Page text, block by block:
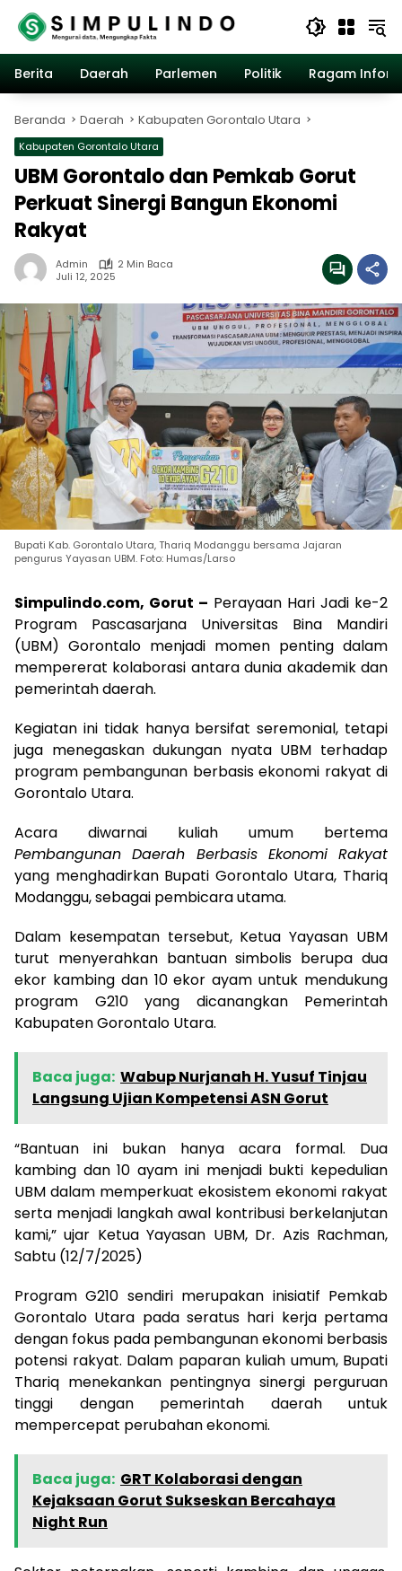
Langsung
konten
Berita
Daerah Parlemen Politik Ragam
Beranda Daerah Kabupaten Gorontalo Utara
Kabupaten Gorontalo Utara
UBM Gorontalo dan Pemkab Gorut
Perkuat Sinergi Bangun Ekonomi
Rakyat
Admin
2 Min Baca
Juli 12, 2025
Bupati Kab. Gorontalo Utara, Thariq Modanggu bersama Jajaran
pengurus Yayasan UBM. Foto: Humas/Larso
Simpulindo.com, Gorut – Perayaan Hari Jadi ke-2
Program Pascasarjana Universitas Bina Mandiri
(UBM) Gorontalo menjadi momen penting dalam
mempererat kolaborasi antara dunia akademik dan
pemerintah daerah.
Kegiatan ini tidak hanya bersifat seremonial, tetapi
juga menegaskan dukungan nyata UBM terhadap
program pembangunan berbasis ekonomi rakyat di
Gorontalo Utara.
Acara diwarnai kuliah umum bertema
Pembangunan Daerah Berbasis Ekonomi Rakyat
yang menghadirkan Bupati Gorontalo Utara, Thariq
Modanggu, sebagai pembicara utama.
Dalam kesempatan tersebut, Ketua Yayasan UBM
turut menyerahkan bantuan simbolis berupa dua
ekor kambing dan 10 ekor ayam untuk mendukung
program G210 yang dicanangkan Pemerintah
Kabupaten Gorontalo Utara.
Baca juga: Wabup Nurjanah H. Yusuf Tinjau
Langsung Ujian Kompetensi ASN Gorut
“Bantuan ini bukan hanya acara formal. Dua
kambing dan 10 ayam ini menjadi bukti kepedulian
UBM dalam memperkuat ekosistem ekonomi rakyat
serta menjadi langkah awal kontribusi berkelanjutan
kami,” ujar Ketua Yayasan UBM, Dr. Azis Rachman,
Sabtu (12/7/2025)
Program G210 sendiri merupakan inisiatif Pemkab
Gorontalo Utara pada seratus hari kerja pertama
dengan fokus pada pembangunan ekonomi berbasis
potensi rakyat. Dalam paparan kuliah umum, Bupati
Thariq menekankan pentingnya sinergi perguruan
tinggi dengan pemerintah daerah untuk
mempercepat perubahan ekonomi.
Baca juga: GRT Kolaborasi dengan
Kejaksaan Gorut Sukseskan Bercahaya
Night Run